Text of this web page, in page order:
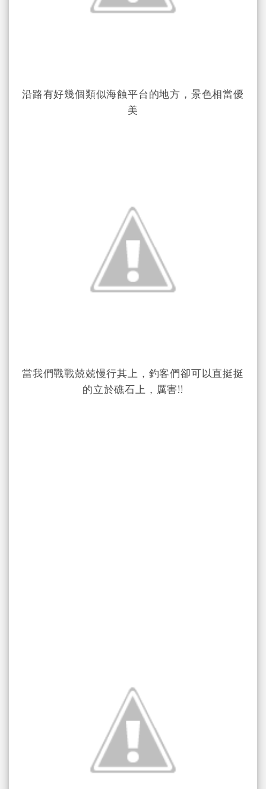
沿路有好幾個類似海蝕平台的地方，景色相當優
美
當我們戰戰兢兢慢行其上，釣客們卻可以直挺挺
的立於礁石上，厲害!!